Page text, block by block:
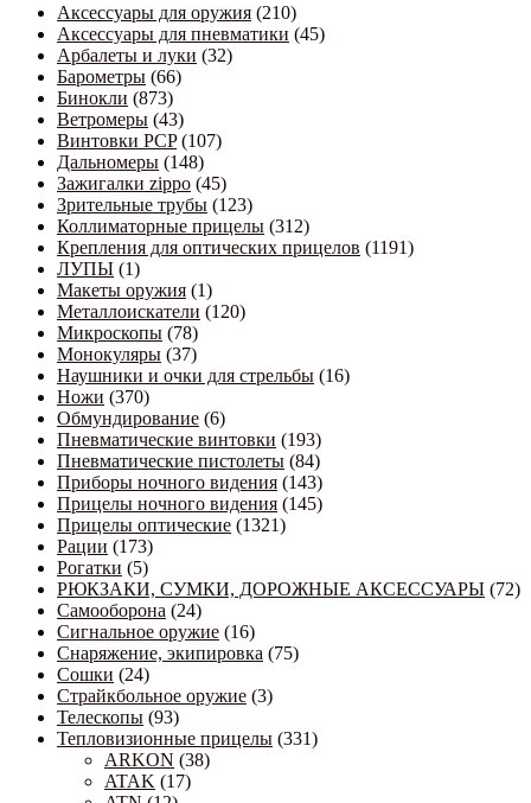
Аксессуары для оружия (210)
Аксессуары для пневматики (45)
Арбалеты и луки (32)
Барометры (66)
Бинокли (873)
Ветромеры (43)
Винтовки PCP (107)
Дальномеры (148)
Зажигалки zippo (45)
Зрительные трубы (123)
Коллиматорные прицелы (312)
Крепления для оптических прицелов (1191)
ЛУПЫ (1)
Макеты оружия (1)
Металлоискатели (120)
Микроскопы (78)
Монокуляры (37)
Наушники и очки для стрельбы (16)
Ножи (370)
Обмундирование (6)
Пневматические винтовки (193)
Пневматические пистолеты (84)
Приборы ночного видения (143)
Прицелы ночного видения (145)
Прицелы оптические (1321)
Рации (173)
Рогатки (5)
РЮКЗАКИ, СУМКИ, ДОРОЖНЫЕ АКСЕССУАРЫ (72)
Самооборона (24)
Сигнальное оружие (16)
Снаряжение, экипировка (75)
Сошки (24)
Страйкбольное оружие (3)
Телескопы (93)
Тепловизионные прицелы (331)
ARKON (38)
ATAK (17)